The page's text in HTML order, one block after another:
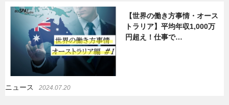
【世界の働き方事情・オース
トラリア】平均年収1,000万
円超え！仕事で…
ニュース 2024.07.20